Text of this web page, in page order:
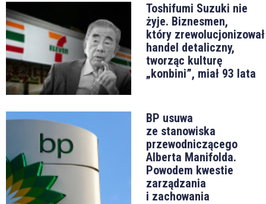
Toshifumi Suzuki nie
żyje. Biznesmen,
który zrewolucjonizował
handel detaliczny,
tworząc kulturę
„konbini”, miał 93 lata
BP usuwa
ze stanowiska
przewodniczącego
Alberta Manifolda.
Powodem kwestie
zarządzania
i zachowania